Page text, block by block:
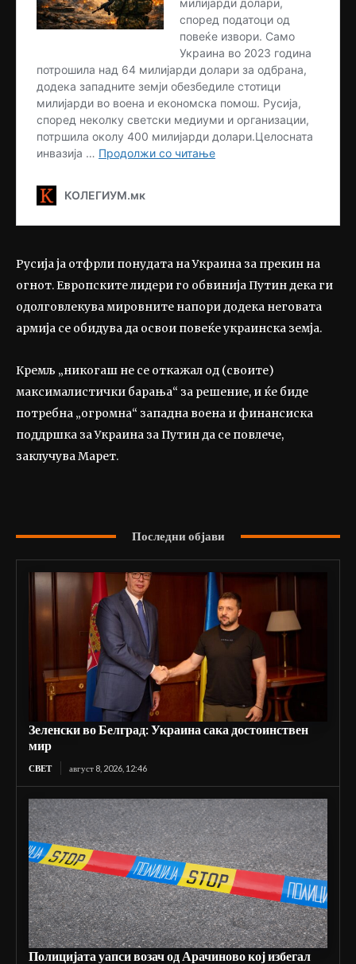
Русија ја отфрли понудата на Украина за прекин на
огнот. Европските лидери го обвинија Путин дека ги
одолговлекува мировните напори додека неговата
армија се обидува да освои повеќе украинска земја.
Кремљ „никогаш не се откажал од (своите)
максималистички барања“ за решение, и ќе биде
потребна „огромна“ западна воена и финансиска
поддршка за Украина за Путин да се повлече,
заклучува Марет.
Последни објави
Зеленски во Белград: Украина сака достоинствен
мир
СВЕТ август 8, 2026, 12:46
Полицијата уапси возач од Арачиново кој избегал